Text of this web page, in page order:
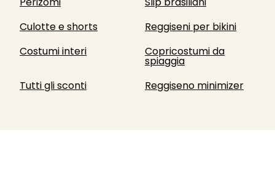
Culotte e shorts
Reggiseni per bikini
Costumi interi
Copricostumi da
spiaggia
Tutti gli sconti
Reggiseno minimizer